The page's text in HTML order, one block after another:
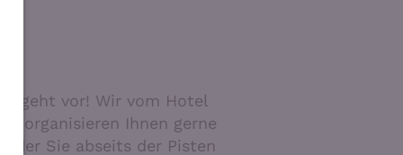
geht vor! Wir vom Hotel
organisieren Ihnen gerne
der Sie abseits der Pisten